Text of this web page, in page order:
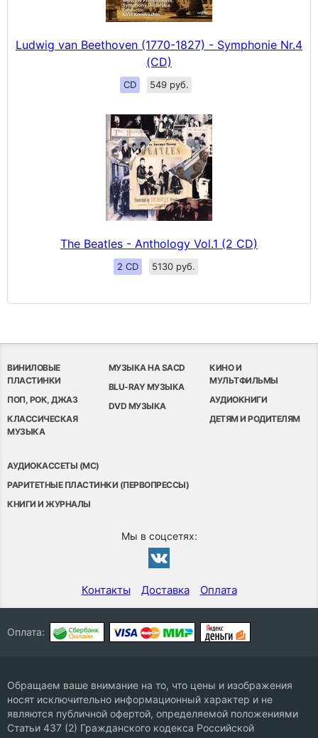
Ludwig van Beethoven (1770-1827) - Symphonie Nr.4
(CD)
CD 549 руб.
The Beatles - Anthology Vol.1 (2 CD)
2 CD 5130 руб.
ВИНИЛОВЫЕ
ПЛАСТИНКИ
ПОП, РОК, ДЖАЗ
КЛАССИЧЕСКАЯ
МУЗЫКА
МУЗЫКА НА SACD
BLU-RAY МУЗЫКА
DVD МУЗЫКА
КИНО И
МУЛЬТФИЛЬМЫ
АУДИОКНИГИ
ДЕТЯМ И РОДИТЕЛЯМ
АУДИОКАССЕТЫ (MC)
РАРИТЕТНЫЕ ПЛАСТИНКИ (ПЕРВОПРЕССЫ)
КНИГИ И ЖУРНАЛЫ
Мы в соцсетях:
Контакты Доставка Оплата
Оплата:
Обращаем ваше внимание на то, что цены и изображения
носят исключительно информационный характер и не
являются публичной офертой, определяемой положениями
Статьи 437 (2) Гражданского кодекса Российской